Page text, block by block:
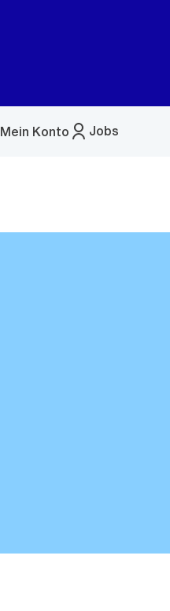
Jobs
Mein Konto
Menü